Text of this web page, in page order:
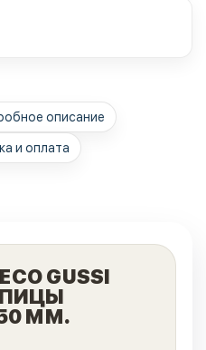
описание
и оплата
GUSSI
ММ.